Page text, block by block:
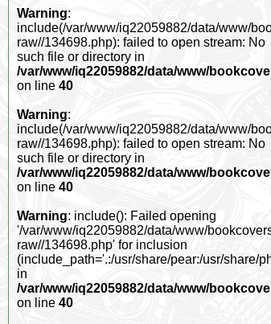
Warning:
include(/var/www/iq22059882/data/www/
raw//134698.php): failed to open stream: No
such file or directory in
/var/www/iq22059882/data/www/
on line 40
Warning:
include(/var/www/iq22059882/data/www/
raw//134698.php): failed to open stream: No
such file or directory in
/var/www/iq22059882/data/www/
on line 40
Warning: include(): Failed opening
'/var/www/iq22059882/data/www/
raw//134698.php' for inclusion
(include_path='.:/usr/share/pear:/usr/share/
in
/var/www/iq22059882/data/www/
on line 40